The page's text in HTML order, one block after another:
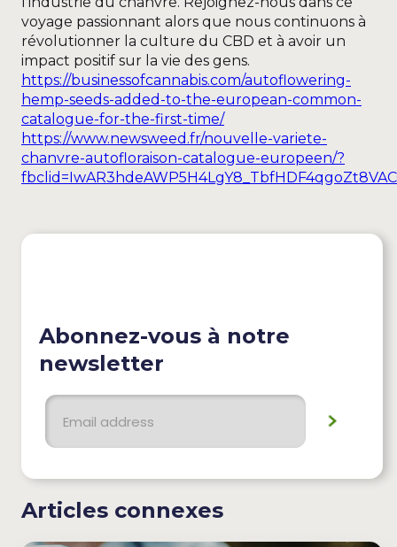
voyage passionnant alors que nous continuons à
révolutionner la culture du CBD et à avoir un
impact positif sur la vie des gens.
https://businessofcannabis.com/autoflowering-
hemp-seeds-added-to-the-european-common-
catalogue-for-the-first-time/
https://www.newsweed.fr/nouvelle-variete-
chanvre-autofloraison-catalogue-europeen/?
Abonnez-vous à notre
newsletter
Articles connexes